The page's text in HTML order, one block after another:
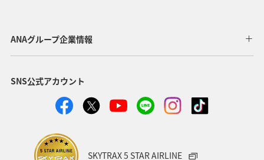
マイルを貯める トラウト 北陸地方 福岡県
静岡県 ツアー
鹿児島県 栃木県 マダイ
家族旅行
ANAグループ企業情報
SNS公式アカウント
SKYTRAX 5 STAR AIRLINE